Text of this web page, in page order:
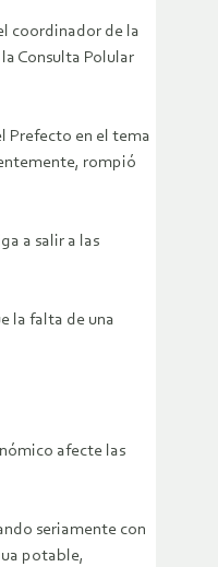
coordinador de la
Consulta Polular
Prefecto en el tema
rompió
a salir a las
la falta de una
afecte las
seriamente con
potable,